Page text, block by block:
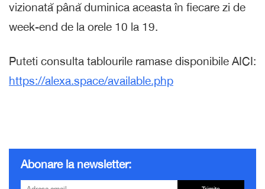
vizionată până duminica aceasta în fiecare zi de
week-end de la orele 10 la 19.
Puteti consulta tablourile ramase disponibile AICI:
https://alexa.space/available.php
Abonare la newsletter: